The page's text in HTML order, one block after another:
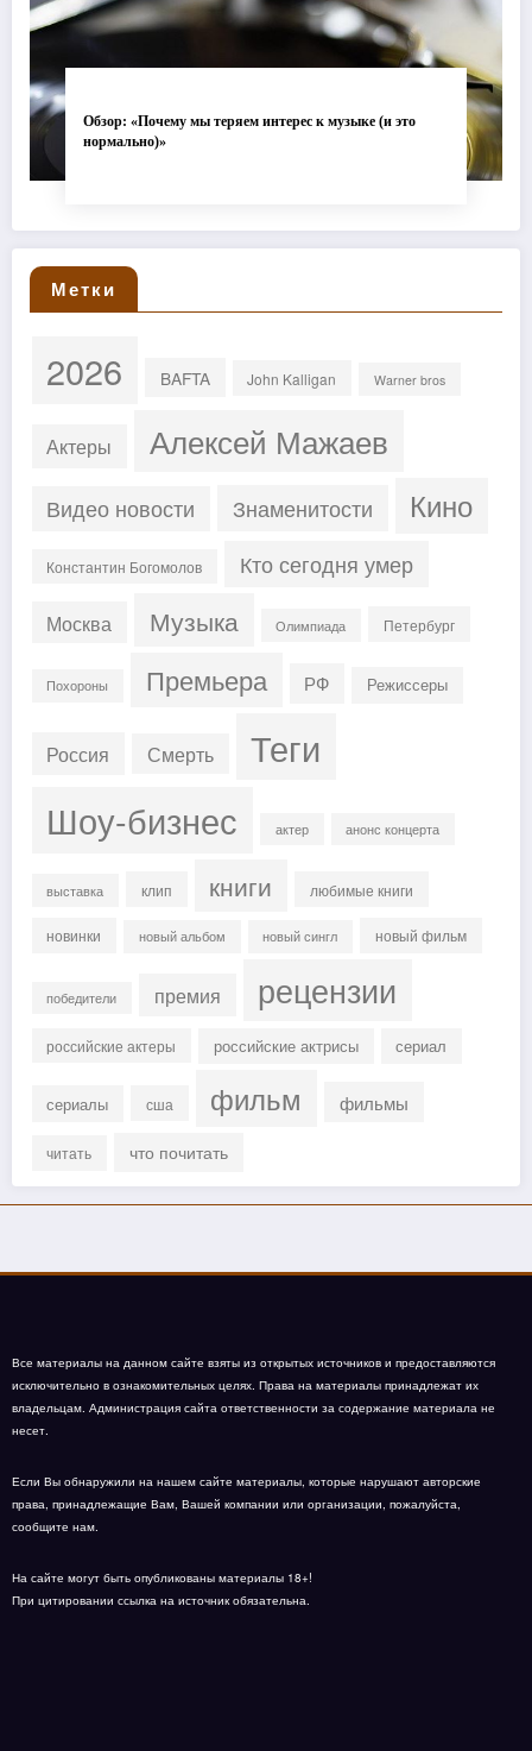
Обзор: «Почему мы теряем интерес к музыке (и это
нормально)»
Метки
2026 BAFTA John Kalligan Warner bros
Актеры Алексей Мажаев
Видео новости Знаменитости Кино
Константин Богомолов Кто сегодня умер
Москва Музыка Олимпиада Петербург
Похороны Премьера РФ Режиссеры
Россия Смерть Теги
Шоу-бизнес актер анонс концерта
выставка клип книги любимые книги
новинки новый альбом новый сингл новый фильм
победители премия рецензии
российские актеры российские актрисы сериал
сериалы сша фильм фильмы
читать что почитать
Все материалы на данном сайте взяты из открытых источников и предоставляются
исключительно в ознакомительных целях. Права на материалы принадлежат их
владельцам. Администрация сайта ответственности за содержание материала не
несет.
Если Вы обнаружили на нашем сайте материалы, которые нарушают авторские
права, принадлежащие Вам, Вашей компании или организации, пожалуйста,
сообщите нам.
На сайте могут быть опубликованы материалы 18+!
При цитировании ссылка на источник обязательна.